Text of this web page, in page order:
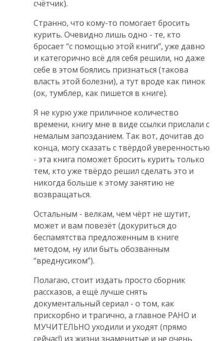
счётчик).
Странно, что кому-то помогает бросить
курить. Очевидно лишь одно - те, кто
бросает “с помощью этой книги”, уже давно
и категорично всё для себя решили, но даже
себе в этом боялись признаться (такова
власть этой болезни), а тут вроде как пинок
(ок, тумблер, как пишется в книге).
Я не курю уже приличное количество
времени, книгу мне в виде ссылки прислали с
немалым запозданием. Так вот, дочитав до
конца, могу сказать с твёрдой уверенностью
- эта книга поможет бросить курить только
тем, кто уже твёрдо решил сделать это и
никогда больше к этому занятию не
возвращаться.
Остальным - велкам, чем чёрт не шутит,
может и вам повезёт (докуриться до
беспамятства предложенным в книге
методом, ну или быть обозванным
“вреднусиком”).
Полагаю, стоит издать просто сборник
рассказов, а ещё лучше снять
документальный сериал - о том, как
прискорбно и трагично, а главное РАНО и
МУЧИТЕЛЬНО уходили и уходят (прямо
сейчас!) из жизни знаменитые и не очень